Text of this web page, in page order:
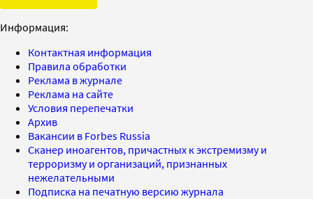
Информация:
Контактная информация
Правила обработки
Реклама в журнале
Реклама на сайте
Условия перепечатки
Архив
Вакансии в Forbes Russia
Сканер иноагентов, причастных к экстремизму и
терроризму и организаций, признанных
нежелательными
Подписка на печатную версию журнала